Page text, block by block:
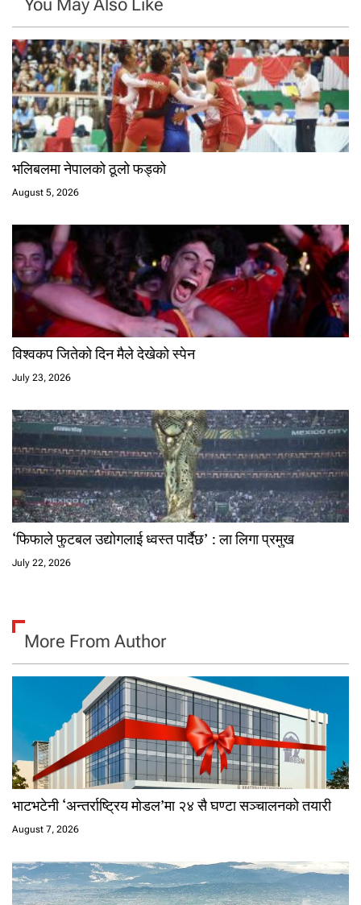
You May Also Like
भलिबलमा नेपालको ठूलो फड्को
August 5, 2026
विश्वकप जितेको दिन मैले देखेको स्पेन
July 23, 2026
‘फिफाले फुटबल उद्योगलाई ध्वस्त पार्दैछ’ : ला लिगा प्रमुख
July 22, 2026
More From Author
भाटभटेनी ‘अन्तर्राष्ट्रिय मोडल’मा २४ सै घण्टा सञ्चालनको तयारी
August 7, 2026